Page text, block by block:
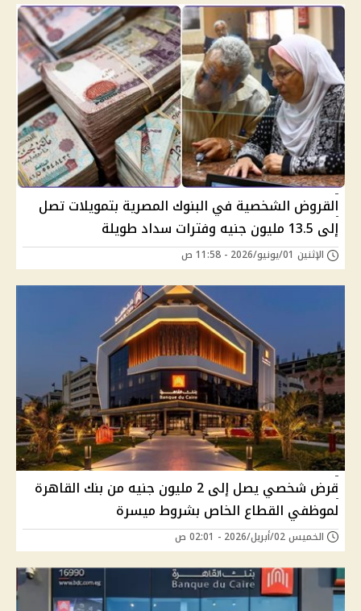
القروض الشخصية في البنوك المصرية بتمويلات تصل
إلى 13.5 مليون جنيه وفترات سداد طويلة
الإثنين 01/يونيو/2026 - 11:58 ص
قرض شخصي يصل إلى 2 مليون جنيه من بنك القاهرة
لموظفي القطاع الخاص بشروط ميسرة
الخميس 02/أبريل/2026 - 02:01 ص